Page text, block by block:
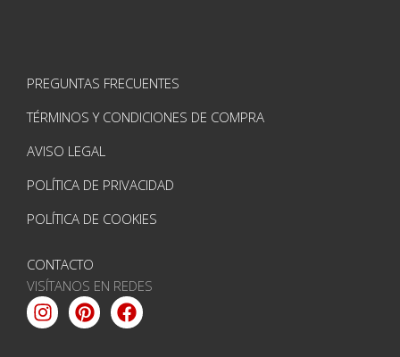
PREGUNTAS FRECUENTES
TÉRMINOS Y CONDICIONES DE COMPRA
AVISO LEGAL
POLÍTICA DE PRIVACIDAD
POLÍTICA DE COOKIES
CONTACTO
VISÍTANOS EN REDES
Instagram
PinterestFacebook